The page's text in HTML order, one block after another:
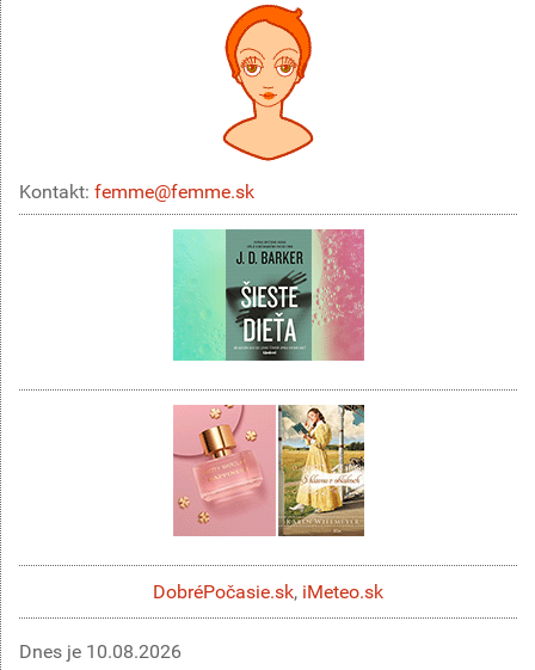
Kontakt: femme@femme.sk
DobréPočasie.sk, iMeteo.sk
Dnes je 10.08.2026